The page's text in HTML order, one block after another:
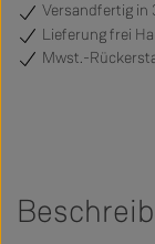
Versandfertig in
Lieferung frei
Mwst.-